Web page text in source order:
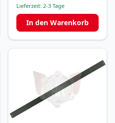
Lieferzeit: 2-3 Tage
In den Warenkorb